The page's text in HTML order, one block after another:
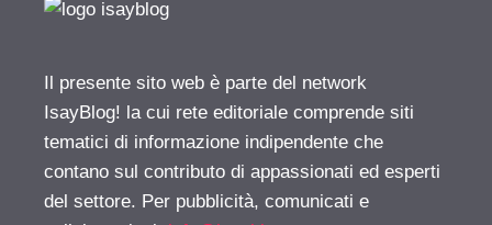
Il presente sito web è parte del network
IsayBlog! la cui rete editoriale comprende siti
tematici di informazione indipendente che
contano sul contributo di appassionati ed esperti
del settore. Per pubblicità, comunicati e